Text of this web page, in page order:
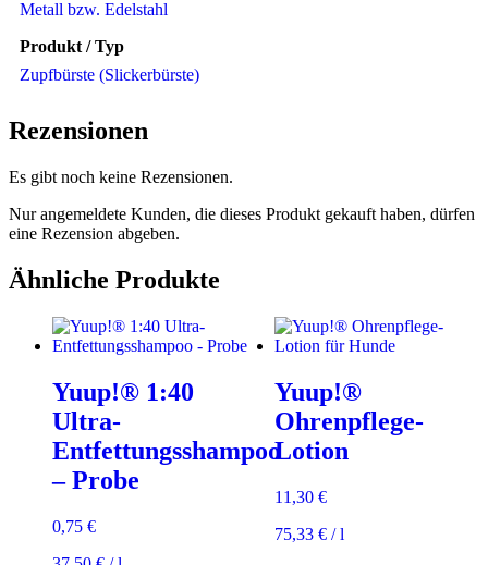
Metall bzw. Edelstahl
Produkt / Typ
Zupfbürste (Slickerbürste)
Rezensionen
Es gibt noch keine Rezensionen.
Nur angemeldete Kunden, die dieses Produkt gekauft haben, dürfen
eine Rezension abgeben.
Ähnliche Produkte
Yuup!® 1:40
Ultra-
Entfettungsshampoo
– Probe
0,75 €
Yuup!®
Ohrenpflege-
Lotion
11,30 €
75,33 €/l